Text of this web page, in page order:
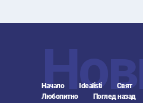
Начало Idealisti Свят
Любопитно
Поглед назад